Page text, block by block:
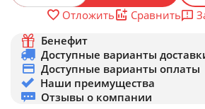
Отложить
Сравнить
Бенефит
Доступные варианты
Доступные варианты оплаты
Наши преимущества
Отзывы о компании